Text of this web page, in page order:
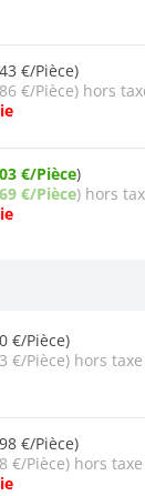
€/Pièce)
€/Pièce) hors
€/Pièce)
€/Pièce) hors
€/Pièce)
€/Pièce) hors taxe
€/Pièce)
€/Pièce) hors taxe